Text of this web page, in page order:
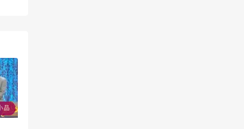
品